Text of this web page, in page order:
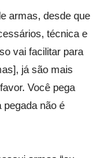
armas, desde que
técnica e
vai facilitar para
já são mais
Você pega
pegada não é